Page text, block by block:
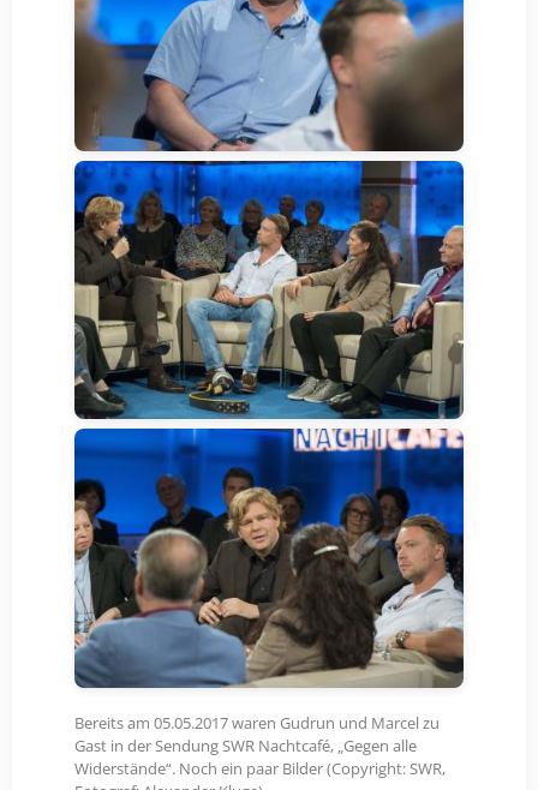
Bereits am 05.05.2017 waren Gudrun und Marcel zu
Gast in der Sendung SWR Nachtcafé, „Gegen alle
Widerstände“. Noch ein paar Bilder (Copyright: SWR,